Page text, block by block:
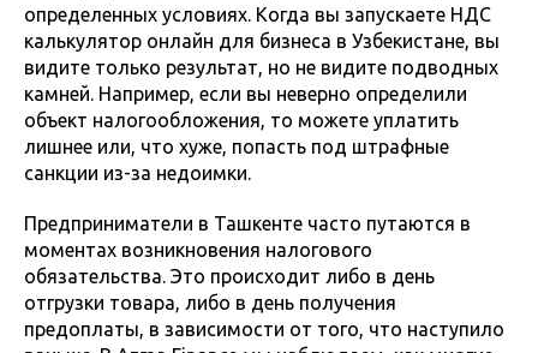
определенных условиях. Когда вы запускаете НДС
калькулятор онлайн для бизнеса в Узбекистане, вы
видите только результат, но не видите подводных
камней. Например, если вы неверно определили
объект налогообложения, то можете уплатить
лишнее или, что хуже, попасть под штрафные
санкции из-за недоимки.
Предприниматели в Ташкенте часто путаются в
моментах возникновения налогового
обязательства. Это происходит либо в день
отгрузки товара, либо в день получения
предоплаты, в зависимости от того, что наступило